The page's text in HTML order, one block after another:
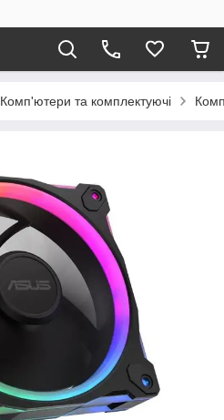
Комп'ютери та комплектуючі